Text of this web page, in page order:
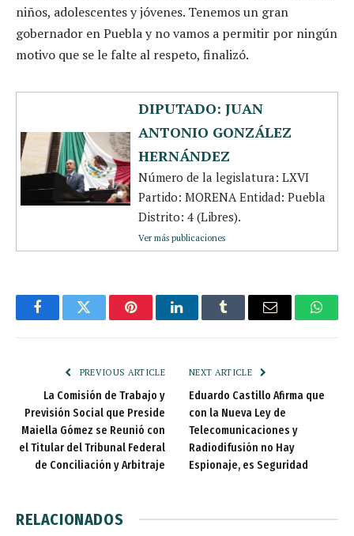
niños, adolescentes y jóvenes. Tenemos un gran
gobernador en Puebla y no vamos a permitir por ningún
motivo que se le falte al respeto, finalizó.
DIPUTADO: JUAN
ANTONIO GONZÁLEZ
HERNÁNDEZ
Número de la legislatura: LXVI
Partido: MORENA Entidad: Puebla
Distrito: 4 (Libres).
Ver más publicaciones
FacebookTwitter PinterestLinkedInTumblr Email
PREVIOUS ARTICLE
La Comisión de Trabajo y
Previsión Social que Preside
Maiella Gómez se Reunió con
el Titular del Tribunal Federal
de Conciliación y Arbitraje
NEXT ARTICLE
Eduardo Castillo Afirma que
con la Nueva Ley de
Telecomunicaciones y
Radiodifusión no Hay
Espionaje, es Seguridad
RELACIONADOS